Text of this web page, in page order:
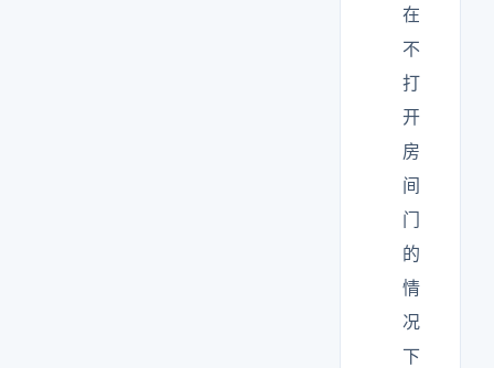
在
不
打
开
房
间
门
的
情
况
下